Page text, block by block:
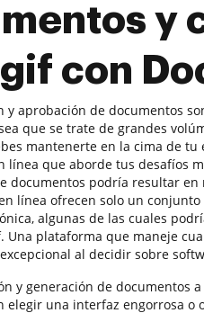
y
con
y aprobación de documentos
que se trate de grandes
mantenerte en la cima de
línea que aborde tus desafíos
documentos podría resultar en
línea ofrecen solo un
algunas de las cuales
Una plataforma que maneje
al decidir sobre
y generación de documentos
elegir una interfaz engorrosa o